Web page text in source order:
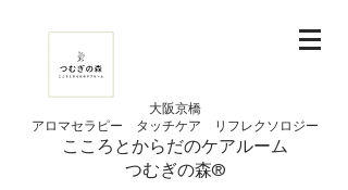
大阪京橋
アロマセラピー タッチケア
リフレクソロジー
こころとからだのケアルーム
つむぎの​森®︎
ホリスティックケアスクールつむぎの森®